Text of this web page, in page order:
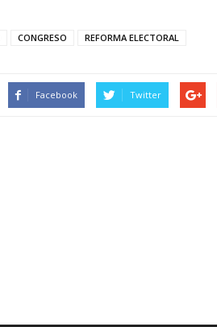
CONGRESO REFORMA ELECTORAL
Facebook Twitter